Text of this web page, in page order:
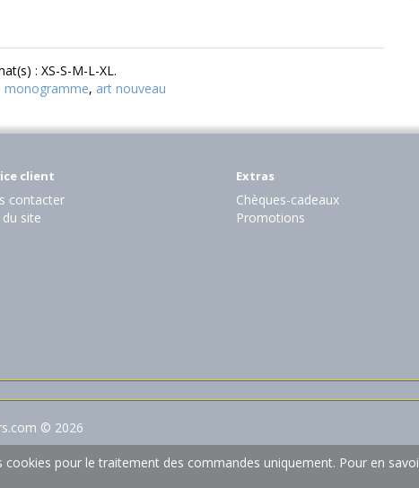
: XS-S-M-L-XL.
monogramme, art nouveau
client
contacter
du site
Extras
Chèques-cadeaux
Promotions
© 2026
cookies pour le traitement des commandes uniquement. Pour en